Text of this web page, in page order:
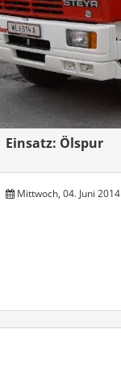
Einsatz: Ölspur
Mittwoch, 04. Juni 2014